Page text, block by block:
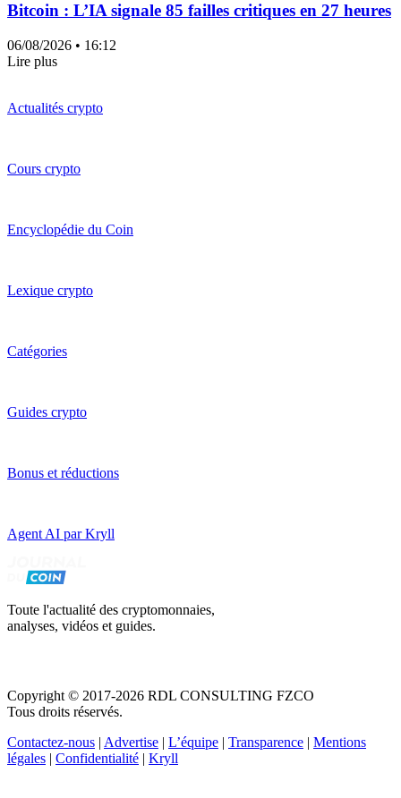
Bitcoin : L’IA signale 85 failles critiques en 27 heures
06/08/2026 • 16:12
Lire plus
Actualités crypto
Cours crypto
Encyclopédie du Coin
Lexique crypto
Catégories
Guides crypto
Bonus et réductions
Agent AI par Kryll
Toute l'actualité des cryptomonnaies,
analyses, vidéos et guides.
Copyright © 2017-2026 RDL CONSULTING FZCO
Tous droits réservés.
Contactez-nous | Advertise | L’équipe | Transparence | Mentions
légales | Confidentialité | Kryll